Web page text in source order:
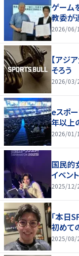
ゲーム
教委が
2026/06/
【アジ
そろう
2026/03/
eスポ
年以上
2026/01/
国民的
イベン
2025/12/
「本日
初めて
2025/08/